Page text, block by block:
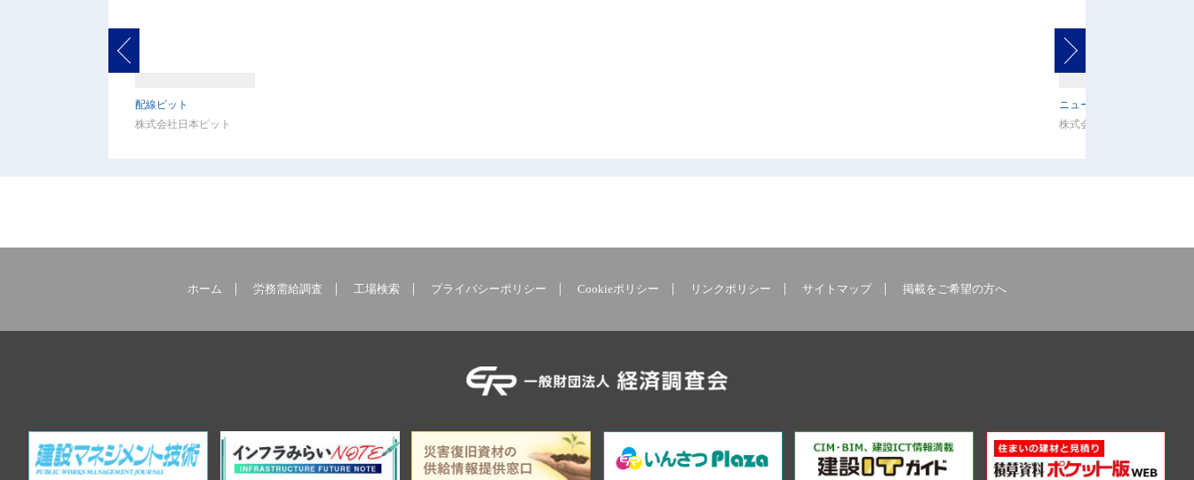
配線ピット
株式会社日本ピット
ニュースライダート
株式会社三門
ホーム 労務需給調査 工場検索 プライバシーポリシー Cookieポリシー リンクポリシー サイトマップ 掲載をご希望の方へ